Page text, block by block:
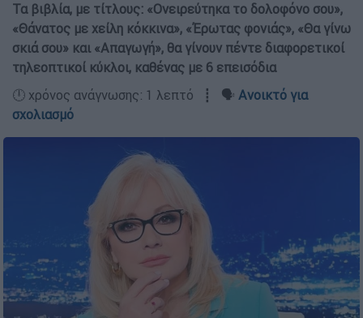
Τα βιβλία, με τίτλους: «Ονειρεύτηκα το δολοφόνο σου»,
«Θάνατος με χείλη κόκκινα», «Έρωτας φονιάς», «Θα γίνω
σκιά σου» και «Απαγωγή», θα γίνουν πέντε διαφορετικοί
τηλεοπτικοί κύκλοι, καθένας με 6 επεισόδια
🕛 χρόνος ανάγνωσης: 1 λεπτό ┋ 🗣️ Ανοικτό για
σχολιασμό